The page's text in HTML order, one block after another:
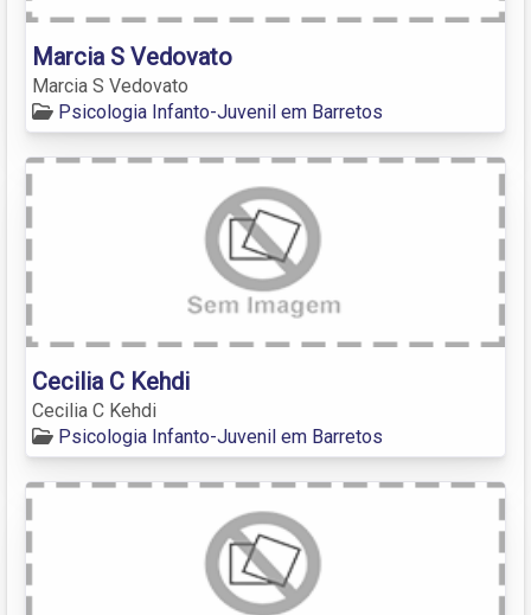
Marcia S Vedovato
Marcia S Vedovato
Psicologia Infanto-Juvenil em Barretos
Cecilia C Kehdi
Cecilia C Kehdi
Psicologia Infanto-Juvenil em Barretos